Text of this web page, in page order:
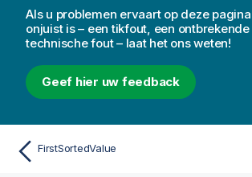
Als u problemen ervaart op deze
onjuist is – een tikfout, een
technische fout – laat het ons weten!
Geef hier uw feedback
FirstSortedValue